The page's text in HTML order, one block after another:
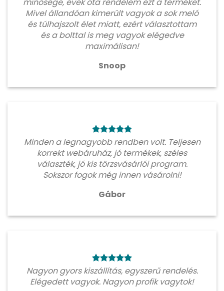
Mivel állandóan kimerült vagyok a sok meló
és túlhajszolt élet miatt, ezért választottam
és a bolttal is meg vagyok elégedve
maximálisan!
Snoop
Minden a legnagyobb rendben volt. Teljesen
korrekt webáruház, jó termékek, széles
választék, jó kis törzsvásárlói program.
Sokszor fogok még innen vásárolni!
Gábor
Nagyon gyors kiszállítás, egyszerű rendelés.
Elégedett vagyok. Nagyon profik vagytok!